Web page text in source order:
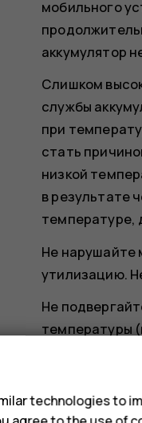
мобильного
аккумулятор
Слишком
службы
при
стать
низкой
в результате
температуре,
Не нарушайте
утилизацию.
Не
температуры
повреждать
technologies to